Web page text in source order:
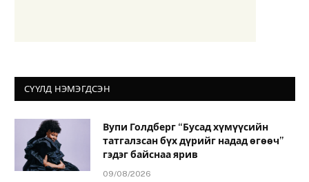
СҮҮЛД НЭМЭГДСЭН
Вупи Голдберг “Бусад хүмүүсийн
татгалзсан бүх дүрийг надад өгөөч”
гэдэг байснаа ярив
09/08/2026